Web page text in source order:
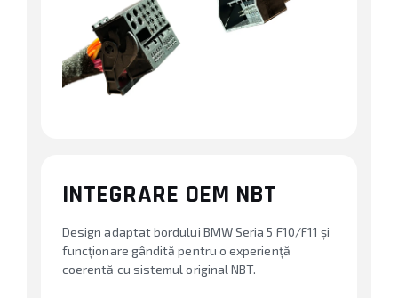
INTEGRARE OEM NBT
Design adaptat bordului BMW Seria 5 F10/F11 și
funcționare gândită pentru o experiență
coerentă cu sistemul original NBT.